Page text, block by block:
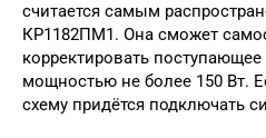
считается самым
КР1182ПМ1. Она сможет
корректировать
мощностью не более 150 Вт.
схему придётся подключать